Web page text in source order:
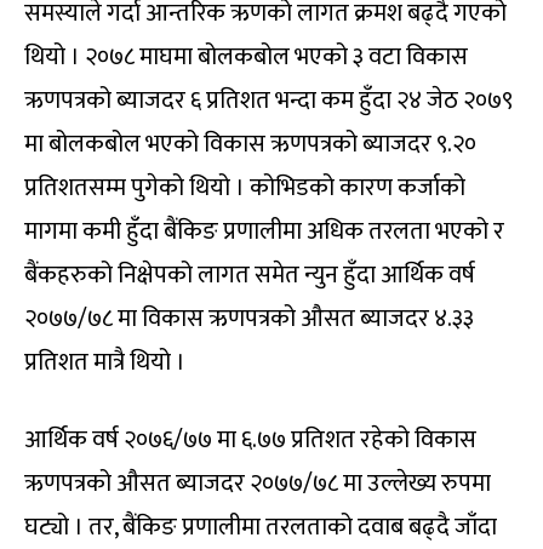
समस्याले गर्दा आन्तरिक ऋणको लागत क्रमश बढ्दै गएको
थियो । २०७८ माघमा बोलकबोल भएको ३ वटा विकास
ऋणपत्रको ब्याजदर ६ प्रतिशत भन्दा कम हुँदा २४ जेठ २०७९
मा बोलकबोल भएको विकास ऋणपत्रको ब्याजदर ९.२०
प्रतिशतसम्म पुगेको थियो । कोभिडको कारण कर्जाको
मागमा कमी हुँदा बैंकिङ प्रणालीमा अधिक तरलता भएको र
बैंकहरुको निक्षेपको लागत समेत न्युन हुँदा आर्थिक वर्ष
२०७७/७८ मा विकास ऋणपत्रको औसत ब्याजदर ४.३३
प्रतिशत मात्रै थियो ।
आर्थिक वर्ष २०७६/७७ मा ६.७७ प्रतिशत रहेको विकास
ऋणपत्रको औसत ब्याजदर २०७७/७८ मा उल्लेख्य रुपमा
घट्यो । तर, बैंकिङ प्रणालीमा तरलताको दवाब बढ्दै जाँदा